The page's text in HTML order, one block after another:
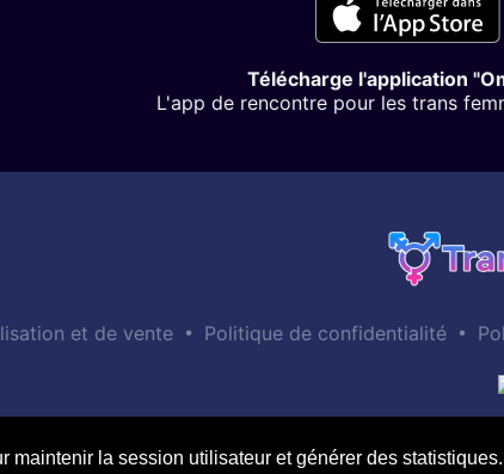
maintenir la session utilisateur et générer des statistiques.
Télécharge l'application
L'app de rencontre pour les trans
et de vente • Politique de confidentialité •